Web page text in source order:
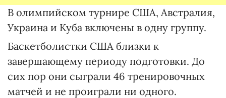
В олимпийском турнире США, Австралия,
Украина и Куба включены в одну группу.
Баскетболистки США близки к
завершающему периоду подготовки. До
сих пор они сыграли 46 тренировочных
матчей и не проиграли ни одного.